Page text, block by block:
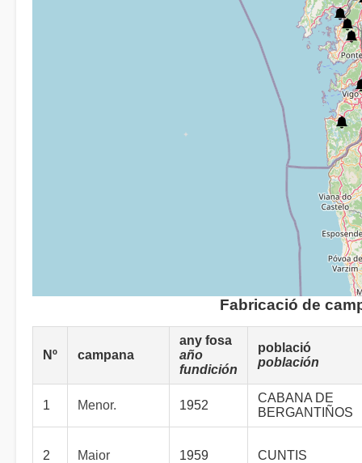
Fabricació de
Nº campana
any fosa
año
fundición
població
población
1 Menor. 1952
CABANA DE
BERGANTIÑOS
2 Maior 1959 CUNTIS